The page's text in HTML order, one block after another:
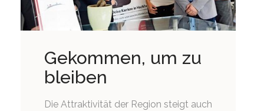
Gekommen, um zu
bleiben
Die Attraktivität der Region steigt auch